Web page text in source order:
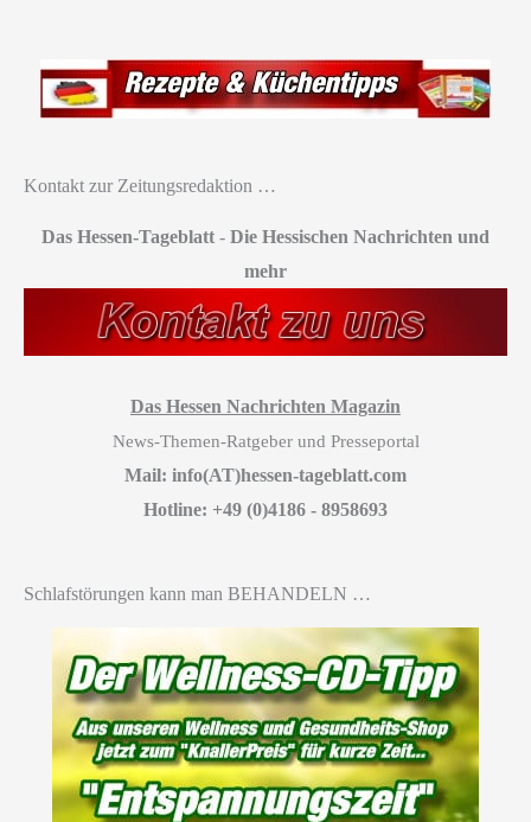
Kontakt zur Zeitungsredaktion …
Das Hessen-Tageblatt - Die Hessischen Nachrichten und
mehr
Das Hessen Nachrichten Magazin
News-Themen-Ratgeber und Presseportal
Mail: info(AT)hessen-tageblatt.com
Hotline: +49 (0)4186 - 8958693
Schlafstörungen kann man BEHANDELN …